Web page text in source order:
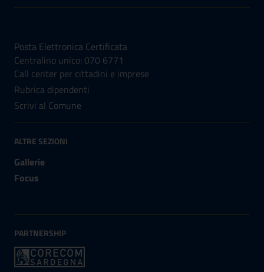
Posta Elettronica Certificata
Centralino unico: 070 6771
Call center per cittadini e imprese
Rubrica dipendenti
Scrivi al Comune
ALTRE SEZIONI
Gallerie
Focus
PARTNERSHIP